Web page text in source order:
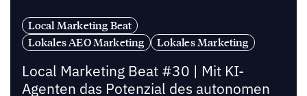
Local Marketing Beat
Lokales AEO Marketing
Lokales Marketing
Local Marketing Beat #30 | Mit KI-
Agenten das Potenzial des autonomen